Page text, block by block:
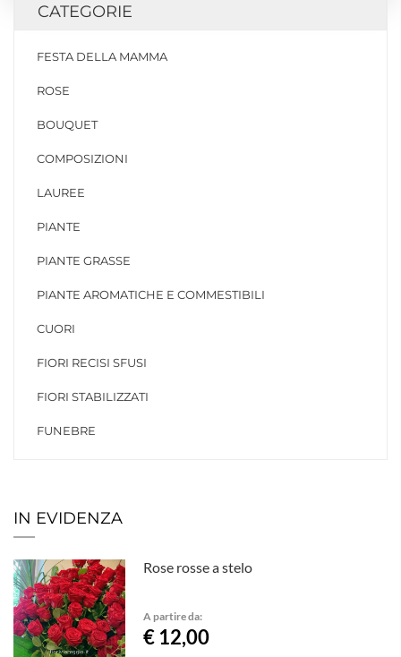
CATEGORIE
FESTA DELLA MAMMA
ROSE
BOUQUET
COMPOSIZIONI
LAUREE
PIANTE
PIANTE GRASSE
PIANTE AROMATICHE E COMMESTIBILI
CUORI
FIORI RECISI SFUSI
FIORI STABILIZZATI
FUNEBRE
IN EVIDENZA
Rose rosse a stelo
A partire da:
€ 12,00